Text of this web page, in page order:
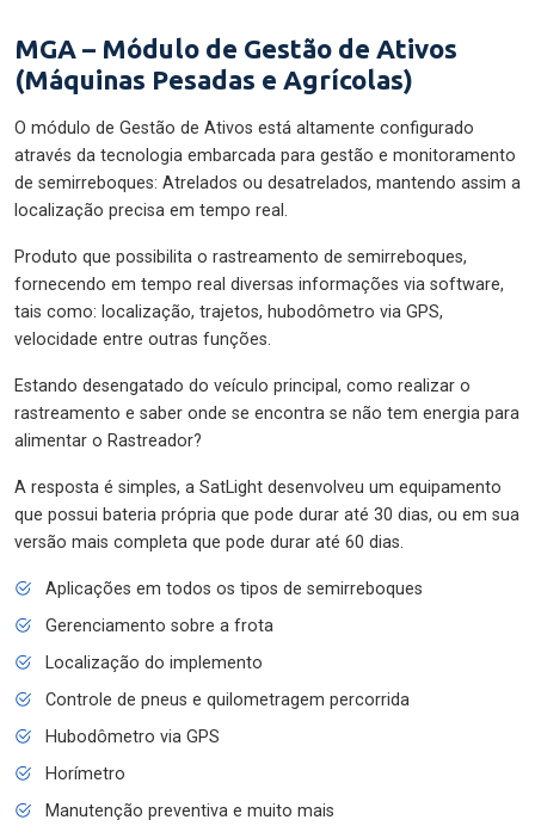
MGA – Módulo de Gestão de Ativos
(Máquinas Pesadas e Agrícolas)
O módulo de Gestão de Ativos está altamente configurado
através da tecnologia embarcada para gestão e monitoramento
de semirreboques: Atrelados ou desatrelados, mantendo assim a
localização precisa em tempo real.
Produto que possibilita o rastreamento de semirreboques,
fornecendo em tempo real diversas informações via software,
tais como: localização, trajetos, hubodômetro via GPS,
velocidade entre outras funções.
Estando desengatado do veículo principal, como realizar o
rastreamento e saber onde se encontra se não tem energia para
alimentar o Rastreador?
A resposta é simples, a SatLight desenvolveu um equipamento
que possui bateria própria que pode durar até 30 dias, ou em sua
versão mais completa que pode durar até 60 dias.
Aplicações em todos os tipos de semirreboques
Gerenciamento sobre a frota
Localização do implemento
Controle de pneus e quilometragem percorrida
Hubodômetro via GPS
Horímetro
Manutenção preventiva e muito mais